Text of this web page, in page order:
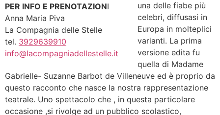
PER INFO E PRENOTAZIONI
Anna Maria Piva
La Compagnia delle Stelle
tel. 3929639910
info@lacompagniadellestelle.it
una delle fiabe più
celebri, diffusasi in
Europa in molteplici
varianti. La prima
versione edita fu
quella di Madame
Gabrielle- Suzanne Barbot de Villeneuve ed è proprio da
questo racconto che nasce la nostra rappresentazione
teatrale. Uno spettacolo che , in questa particolare
occasione ,si rivolge ad un pubblico scolastico,